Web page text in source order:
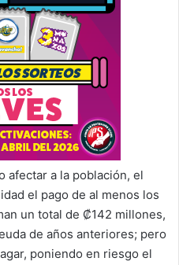
afectar a la población, el
el pago de al menos los
un total de ₡142 millones,
de años anteriores; pero
poniendo en riesgo el